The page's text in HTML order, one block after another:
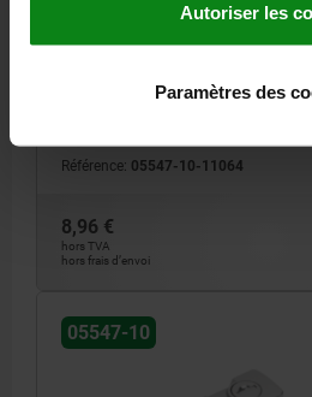
Autoriser les
Paramètres des
COLORIS DU CORPS DE BASE=NOIR
SURFACE DU CORPS DE
Référence: 05547-10-11064
8,96 €
hors TVA
hors frais d’envoi
05547-10